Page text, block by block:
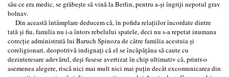
său ce era medic, se grăbeşte să vină la Berlin, pentru a-şi îngriji nepotul grav
bolnav.
Din această întâmplare deducem că, în pofida relaţiilor încordate dintre
tată şi fiu, familia nu i-a întors rebelului spatele, deci nu s-a repetat inumana
corecţie administrată lui Baruch Spinoza de către familia acestuia şi
coreligionari, deopotrivă indignaţi că el se încăpăţâna să caute cu
dezinteresare adevărul, deşi fusese avertizat în chip ultimativ că, printr-o
asemenea alegere, riscă nici mai mult nici mai puţin decât excomunicarea din